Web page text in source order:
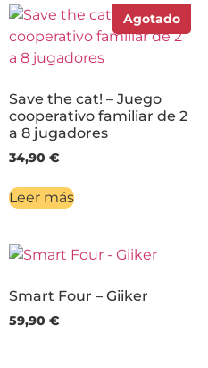
Agotado
Save the cat! – Juego
cooperativo familiar de 2
a 8 jugadores
34,90 €
Leer más
Smart Four – Giiker
59,90 €